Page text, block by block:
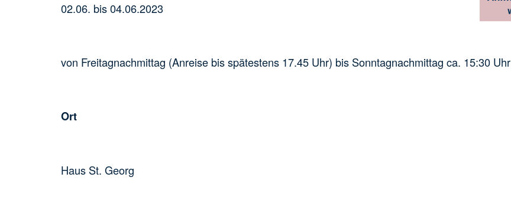
02.06. bis 04.06.2023
von Freitagnachmittag (Anreise bis spätestens 17.45 Uhr) bis Sonntagnachmittag ca. 15:30 Uhr
Ort
Haus St. Georg